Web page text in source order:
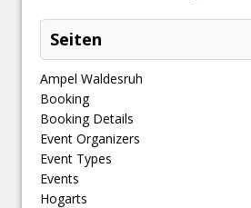
Seiten
Ampel Waldesruh
Booking
Booking Details
Event Organizers
Event Types
Events
Hogarts